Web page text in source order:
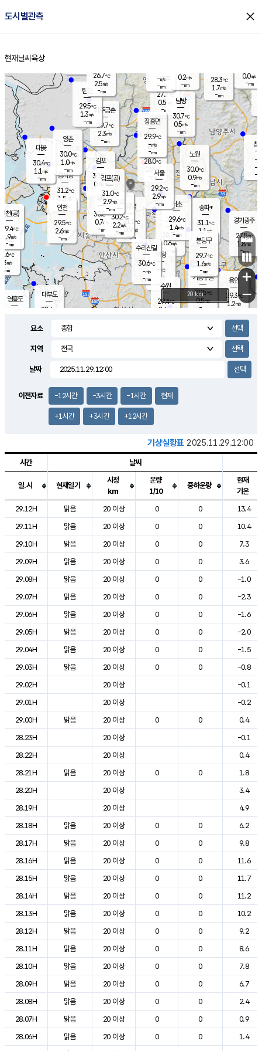
도시별관측 close
홈
현재날씨 육상
의도
℃
m/s
mm
영흥도
양주
27.7℃
0.5
-mm
과천
28.7℃
0.6m/s
- mm
용인
29.3℃
1.2m/s
경기광주
27.5℃
1.8m/s
-mm
2.0m/s
대부도
28.4
경서동
31.2℃
1.5 m/s
-mm
파주금촌
29.7℃
2.3m/s
-mm
28.3℃
1.7m/s
-mm
대곶
30.4℃
1.1 m/s
-mm
창
-
-m/
-
탄현
29.5℃
1.3m/s
-mm
0.0m/s
-mm
의왕
- ℃
m/s
mm
김포
30.5℃
0.4 m/s
mm
광명
31.2 ℃
0.9 m/s
-mm
부천
30.8℃
0.7m/s
-mm
양촌
30.0℃
1.0m/s
-mm
구로
30.2℃
2.2m/s
-mm
은평
28.0℃
0.9 m/s
- mm
노원
30.0℃
0.9m/s
-mm
송파*
31.1℃
1.1 m/s
-mm
서초
29.6℃
1.4m/s
-mm
남방
30.7℃
0.5m/s
-mm
기흥구갈
29.5℃
0.5m/s
-
수리산길
30.6℃
-m/s
-mm
분당구
29.7℃
1.6m/s
-mm
장흥면
29.9℃
-m/s
-mm
-m/s
-mm
인천(공)
29.4℃
1.9m/s
-mm
김포(공)
31.0℃
2.9m/s
-mm
수원
29.4℃
2.4 m/s
인천
29.5℃
2.6m/s
-mm
서울
29.2℃
2.9m/s
-mm
26.7℃
2.5m/s
-mm
0.2m/s
-mm
+
−
20 km
요소
지역
날짜
이전자료 -12시간 -3시간 -1시간 현재
+1시간 +3시간 +12시간
기상실황표 2025.11.29.12:00
도시별 기상실황표로 지점, 날씨, 기온, 강수, 바람, 기압등을 안내한 표입
시간 날씨
일.시 현재일기
시정
km
운량
1/10
중하운량
현재
기온
29.12H
맑음 20 이상 0 0
13.4
29.11H
맑음 20 이상 0 0
10.4
29.10H
맑음 20 이상 0 0
7.3
29.09H
맑음 20 이상 0 0
3.6
29.08H
맑음 20 이상 0 0
-1.0
29.07H
맑음 20 이상 0 0
-2.3
29.06H
맑음 20 이상 0 0
-1.6
29.05H
맑음 20 이상 0 0
-2.0
29.04H
맑음 20 이상 0 0
-1.5
29.03H
맑음 20 이상 0 0
-0.8
29.02H
20 이상
-0.1
29.01H
20 이상
-0.2
29.00H
맑음 20 이상 0 0
0.4
28.23H
20 이상
-0.1
28.22H
20 이상
0.4
28.21H
맑음 20 이상 0 0
1.8
28.20H
20 이상
3.4
28.19H
20 이상
4.9
28.18H
맑음 20 이상 0 0
6.2
28.17H
맑음 20 이상 0 0
9.8
28.16H
맑음 20 이상 0 0
11.6
28.15H
맑음 20 이상 0 0
11.7
28.14H
맑음 20 이상 0 0
11.2
28.13H
맑음 20 이상 0 0
10.2
28.12H
맑음 20 이상 0 0
9.2
28.11H
맑음 20 이상 0 0
8.6
28.10H
맑음 20 이상 0 0
7.8
28.09H
맑음 20 이상 0 0
6.7
28.08H
맑음 20 이상 0 0
2.4
28.07H
맑음 20 이상 0 0
0.9
28.06H
맑음 20 이상 0 0
1.4